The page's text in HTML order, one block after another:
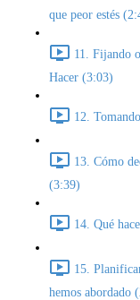
que peor estés
11. Fijando
Hacer (3:03)
12.
13. Cómo
(3:39)
14. Qué
15.
hemos abordado